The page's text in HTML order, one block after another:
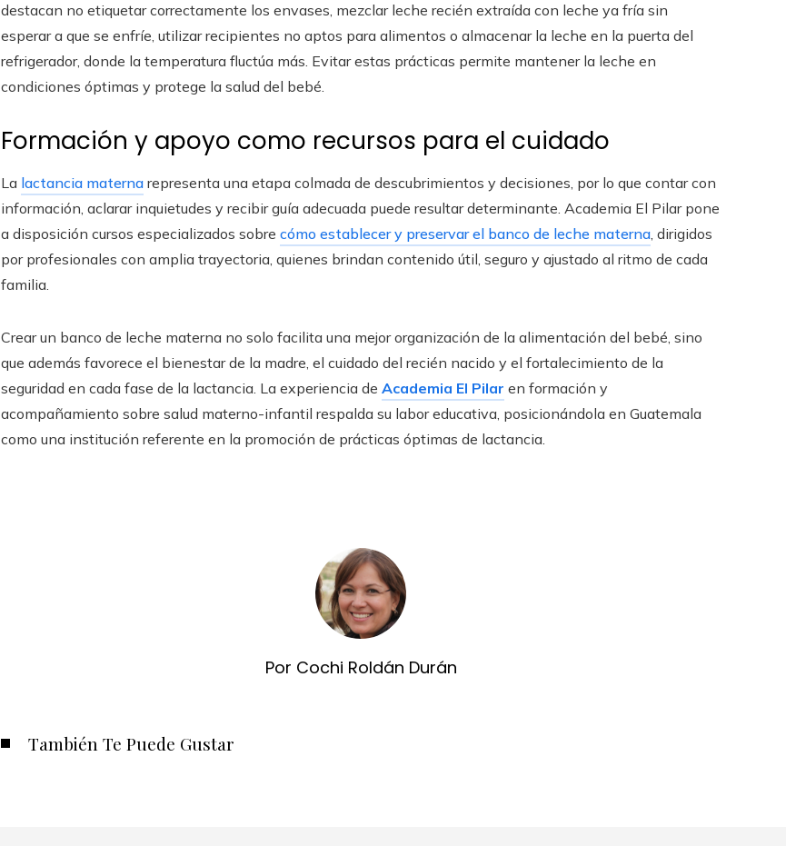
destacan no etiquetar correctamente los envases, mezclar leche recién extraída con leche ya fría sin
esperar a que se enfríe, utilizar recipientes no aptos para alimentos o almacenar la leche en la puerta del
refrigerador, donde la temperatura fluctúa más. Evitar estas prácticas permite mantener la leche en
condiciones óptimas y protege la salud del bebé.
Formación y apoyo como recursos para el cuidado
La lactancia materna representa una etapa colmada de descubrimientos y decisiones, por lo que contar con
información, aclarar inquietudes y recibir guía adecuada puede resultar determinante. Academia El Pilar pone
a disposición cursos especializados sobre cómo establecer y preservar el banco de leche materna, dirigidos
por profesionales con amplia trayectoria, quienes brindan contenido útil, seguro y ajustado al ritmo de cada
familia.
Crear un banco de leche materna no solo facilita una mejor organización de la alimentación del bebé, sino
que además favorece el bienestar de la madre, el cuidado del recién nacido y el fortalecimiento de la
seguridad en cada fase de la lactancia. La experiencia de Academia El Pilar en formación y
acompañamiento sobre salud materno-infantil respalda su labor educativa, posicionándola en Guatemala
como una institución referente en la promoción de prácticas óptimas de lactancia.
Por Cochi Roldán Durán
También Te Puede Gustar